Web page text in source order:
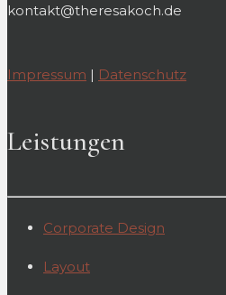
kontakt@theresakoch.de
Impressum | Datenschutz
Leistungen
Corporate Design
Layout